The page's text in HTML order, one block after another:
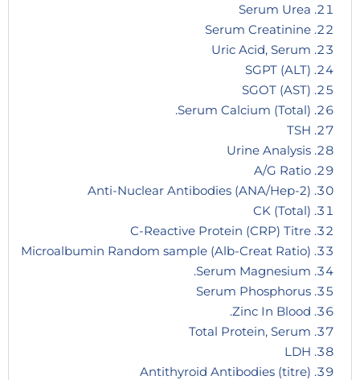
Serum Urea
Serum Creatinine
Uric Acid, Serum
SGPT (ALT)
SGOT (AST)
Serum Calcium (Total).
TSH
Urine Analysis
A/G Ratio
Anti-Nuclear Antibodies (ANA/Hep-2)
CK (Total)
C-Reactive Protein (CRP) Titre
Microalbumin Random sample (Alb-Creat Ratio)
Serum Magnesium.
Serum Phosphorus
Zinc In Blood.
Total Protein, Serum
LDH
Antithyroid Antibodies (titre)